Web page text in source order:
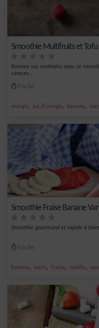
Smoothie Multifruits et Tofu
Ravivez vos matinées avec ce
saveurs...
Facile
orange, jus d'orange, banane,
Smoothie Fraise Banane
Smoothie gourmand et rapide à
Facile
banane, sucre, fraise, vanille,